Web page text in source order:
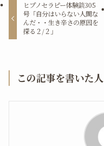
ヒプノセラピー体験談305
号「自分はいらない人間な
んだ・・生き辛さの原因を
探る２/２」
この記事を書いた人